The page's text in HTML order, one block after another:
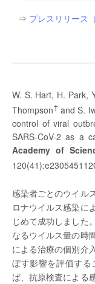
⇒ プレスリリース
W. S. Hart, H. Park,
Thompson† and S.
control of viral
SARS-CoV-2 as a
Academy of
感染者ごとのウイル
ロナウイルス感染に
じめて成功しました
なるウイルス量の時
による治療の個別介
ぼす影響を評価す
ば、抗原検査による